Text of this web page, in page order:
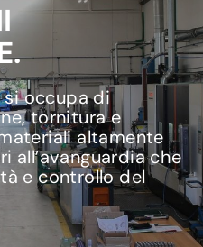
si occupa di
tornitura e
altamente
all’avanguardia che
e controllo del